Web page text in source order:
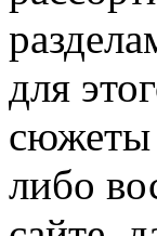
для
сюжеты
либо